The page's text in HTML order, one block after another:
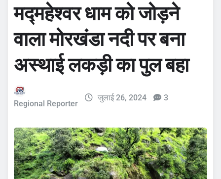
मद्महेश्वर धाम को जोड़ने
वाला मोरखंडा नदी पर बना
अस्थाई लकड़ी का पुल बहा
Regional Reporter
जुलाई 26, 2024 3